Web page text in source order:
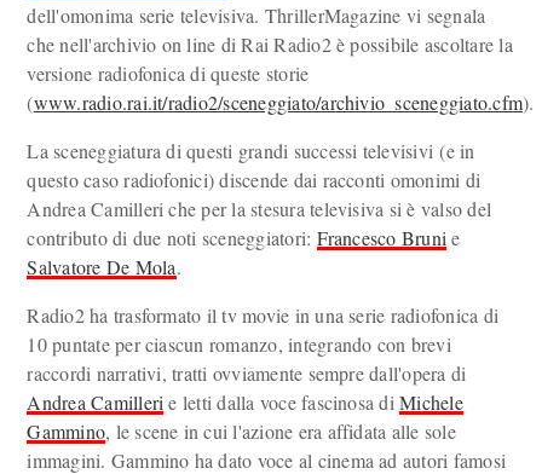
dell'omonima serie televisiva. ThrillerMagazine vi segnala
che nell'archivio on line di Rai Radio2 è possibile ascoltare la
versione radiofonica di queste storie
(www.radio.rai.it/radio2/sceneggiato/archivio_sceneggiato.cfm).
La sceneggiatura di questi grandi successi televisivi (e in
questo caso radiofonici) discende dai racconti omonimi di
Andrea Camilleri che per la stesura televisiva si è valso del
contributo di due noti sceneggiatori: Francesco Bruni e
Salvatore De Mola.
Radio2 ha trasformato il tv movie in una serie radiofonica di
10 puntate per ciascun romanzo, integrando con brevi
raccordi narrativi, tratti ovviamente sempre dall'opera di
Andrea Camilleri e letti dalla voce fascinosa diMichele
Gammino, le scene in cui l'azione era affidata alle sole
immagini. Gammino ha dato voce al cinema ad autori famosi